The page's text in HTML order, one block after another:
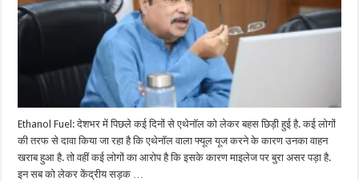
Ethanol Fuel: देशभर में प‍िछले कई द‍िनों से एथेनॉल को लेकर बहस छ‍ि‍ड़ी हुई है. कई लोगों
की तरफ से दावा किया जा रहा है कि एथेनॉल वाला फ्यूल यूज करने के कारण उनका वाहन
खराब हुआ है. तो वहीं कई लोगों का आरोप है कि इसके कारण माइलेज पर बुरा असर पड़ा है.
इन सब को लेकर केंद्रीय सड़क …